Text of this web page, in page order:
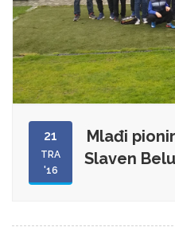
21
TRA
'16
Mlađi
Slaven